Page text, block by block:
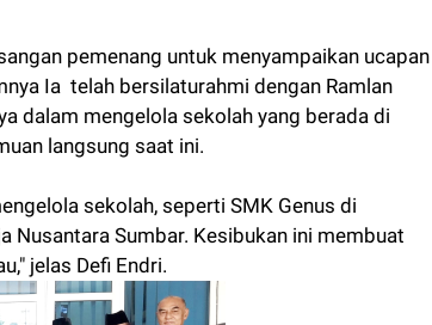
pemenang untuk menyampaikan ucapan
Ia telah bersilaturahmi dengan Ramlan
dalam mengelola sekolah yang berada di
langsung saat ini.
sekolah, seperti SMK Genus di
Nusantara Sumbar. Kesibukan ini membuat
jelas Defi Endri.